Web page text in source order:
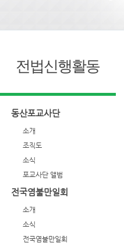
전법신행활동
동산포교사단
소개
조직도
소식
포교사단 앨범
전국염불만일회
소개
소식
전국염불만일회